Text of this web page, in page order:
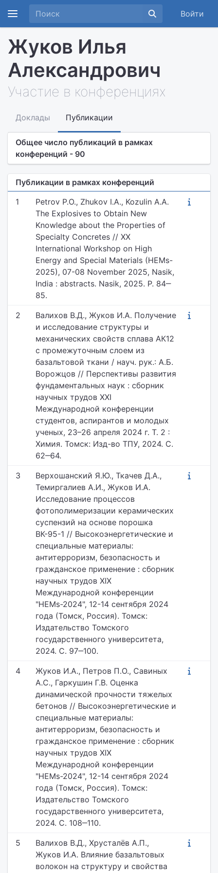
Войти
Жуков Илья
Александрович
Участие в конференциях
Доклады Публикации
Общее число публикаций в рамках
конференций - 90
Публикации в рамках конференций
1
Petrov P.O., Zhukov I.A., Kozulin A.A.
The Explosives to Obtain New
Knowledge about the Properties of
Specialty Concretes // XX
International Workshop on High
Energy and Special Materials (HEMs-
2025), 07-08 November 2025, Nasik,
India : abstracts. Nasik, 2025. P. 84‒
85.
2
Валихов В.Д., Жуков И.А. Получение
и исследование структуры и
механических свойств сплава АК12
с промежуточным слоем из
базальтовой ткани / науч. рук.: А.Б.
Ворожцов // Перспективы развития
фундаментальных наук : сборник
научных трудов XXI
Международной конференции
студентов, аспирантов и молодых
ученых, 23–26 апреля 2024 г. Т. 2 :
Химия. Томск: Изд-во ТПУ, 2024. С.
62‒64.
3
Верхошанский Я.Ю., Ткачев Д.А.,
Темиргалиев А.И., Жуков И.А.
Исследование процессов
фотополимеризации керамических
суспензий на основе порошка
ВК-95-1 // Высокоэнергетические и
специальные материалы:
антитерроризм, безопасность и
гражданское применение : сборник
научных трудов XIX
Международной конференции
"HEMs-2024", 12-14 сентября 2024
года (Томск, Россия). Томск:
Издательство Томского
государственного университета,
2024. С. 97‒100.
4
Жуков И.А., Петров П.О., Савиных
А.С., Гаркушин Г.В. Оценка
динамической прочности тяжелых
бетонов // Высокоэнергетические и
специальные материалы:
антитерроризм, безопасность и
гражданское применение : сборник
научных трудов XIX
Международной конференции
"HEMs-2024", 12-14 сентября 2024
года (Томск, Россия). Томск:
Издательство Томского
государственного университета,
2024. С. 108‒110.
5
Валихов В.Д., Хрусталёв А.П.,
Жуков И.А. Влияние базальтовых
волокон на структуру и свойства